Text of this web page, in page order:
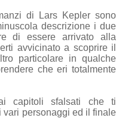
di Lars Kepler sono
descrizione i due
di essere arrivato alla
avvicinato a scoprire il
particolare in qualche
che eri totalmente
capitoli sfalsati che ti
personaggi ed il finale